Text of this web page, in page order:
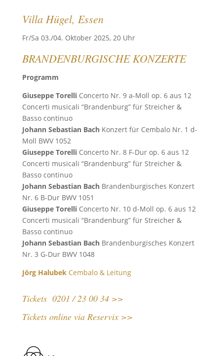
Villa Hügel, Essen
Fr/Sa 03./04. Oktober 2025, 20 Uhr
BRANDENBURGISCHE KONZERTE
Programm
Giuseppe TorelliConcerto Nr. 9 a-Moll op. 6 aus 12
Concerti musicali “Brandenburg” für Streicher &
Basso continuo
Johann Sebastian BachKonzert für Cembalo Nr. 1 d-
Moll BWV 1052
Giuseppe TorelliConcerto Nr. 8 F-Dur op. 6 aus 12
Concerti musicali “Brandenburg” für Streicher &
Basso continuo
Johann Sebastian BachBrandenburgisches Konzert
Nr. 6 B-Dur BWV 1051
Giuseppe TorelliConcerto Nr. 10 d-Moll op. 6 aus 12
Concerti musicali “Brandenburg” für Streicher &
Basso continuo
Johann Sebastian BachBrandenburgisches Konzert
Nr. 3 G-Dur BWV 1048
Jörg HalubekCembalo & Leitung
Tickets 0201 / 23 00 34 >>
Tickets online via Reservix >>